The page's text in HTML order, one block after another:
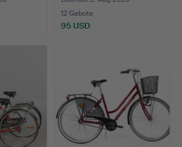
12 Gebote
95 USD